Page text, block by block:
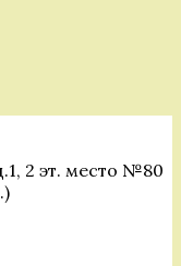
2 эт. место №80